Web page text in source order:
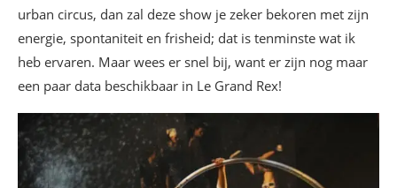
urban circus, dan zal deze show je zeker bekoren met zijn
energie, spontaniteit en frisheid; dat is tenminste wat ik
heb ervaren. Maar wees er snel bij, want er zijn nog maar
een paar data beschikbaar in Le Grand Rex!